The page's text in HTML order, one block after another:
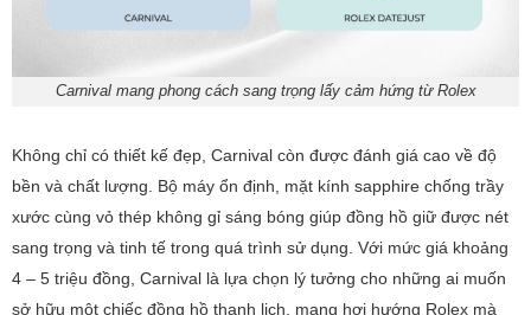
Carnival mang phong cách sang trọng lấy cảm hứng từ Rolex
Không chỉ có thiết kế đẹp, Carnival còn được đánh giá cao về độ
bền và chất lượng. Bộ máy ổn định, mặt kính sapphire chống trầy
xước cùng vỏ thép không gỉ sáng bóng giúp đồng hồ giữ được nét
sang trọng và tinh tế trong quá trình sử dụng. Với mức giá khoảng
4 – 5 triệu đồng, Carnival là lựa chọn lý tưởng cho những ai muốn
sở hữu một chiếc đồng hồ thanh lịch, mang hơi hướng Rolex mà